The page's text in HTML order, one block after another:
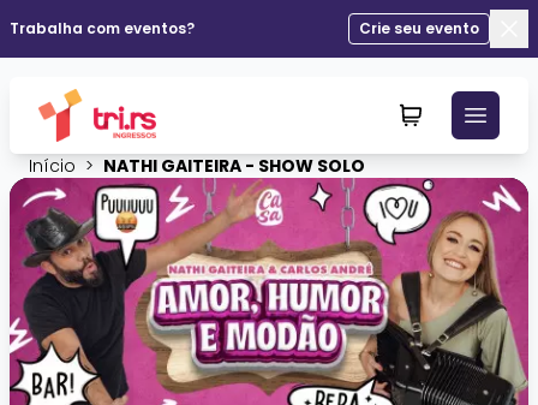
Trabalha com eventos?
Crie seu evento
Início > NATHI GAITEIRA - SHOW SOLO